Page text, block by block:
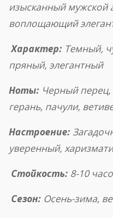
изысканный мужской
воплощающий
Характер: Темный,
пряный, элегантный
Ноты: Черный перец,
герань, пачули,
Настроение:
уверенный,
Стойкость: 8-10
Сезон: Осень-зима,